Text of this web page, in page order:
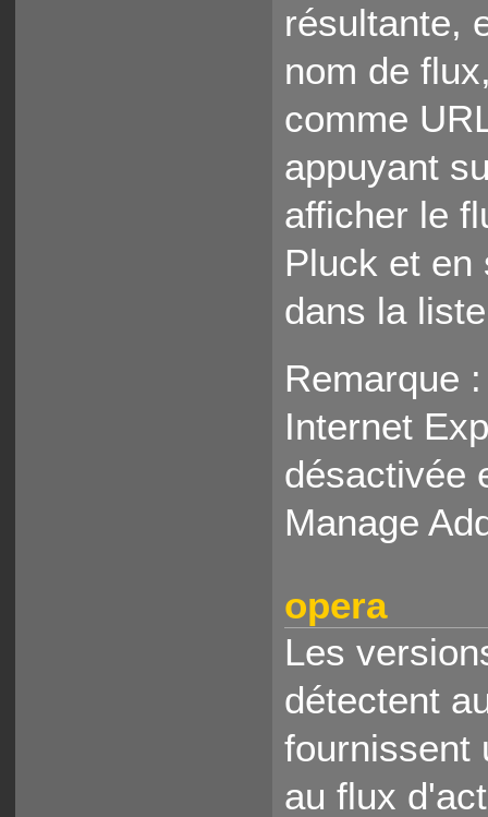
résultante,
nom de
comme
appuyant
afficher le
Pluck et en
dans la
Remarque
Internet
désactivée
Manage
opera
Les
détectent
fournissent
au flux